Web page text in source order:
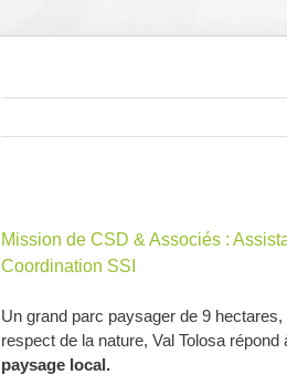
Mission de CSD & Associés :
Coordination SSI
Un grand parc paysager de 9
respect de la nature, Val Tolosa répond
paysage local.